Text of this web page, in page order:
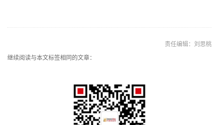
责任编辑：刘思桃
继续阅读与本文标签相同的文章：